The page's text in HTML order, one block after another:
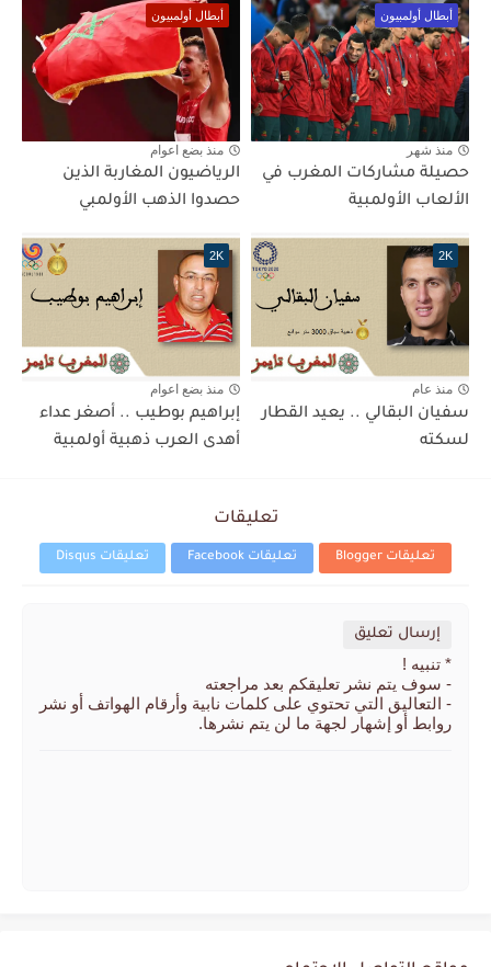
أبطال أولمبيون
منذ شهر
حصيلة مشاركات المغرب في
الألعاب الأولمبية
أبطال أولمبيون
منذ بضع اعوام
الرياضيون المغاربة الذين
حصدوا الذهب الأولمبي
2K
منذ عام
سفيان البقالي .. يعيد القطار
لسكته
2K
منذ بضع اعوام
إبراهيم بوطيب .. أصغر عداء
أهدى العرب ذهبية أولمبية
تعليقات
تعليقات Blogger تعليقات Facebook تعليقات Disqus
إرسال تعليق
* تنبيه !
- سوف يتم نشر تعليقكم بعد مراجعته
- التعاليق التي تحتوي على كلمات نابية وأرقام الهواتف أو نشر
روابط أو إشهار لجهة ما لن يتم نشرها.